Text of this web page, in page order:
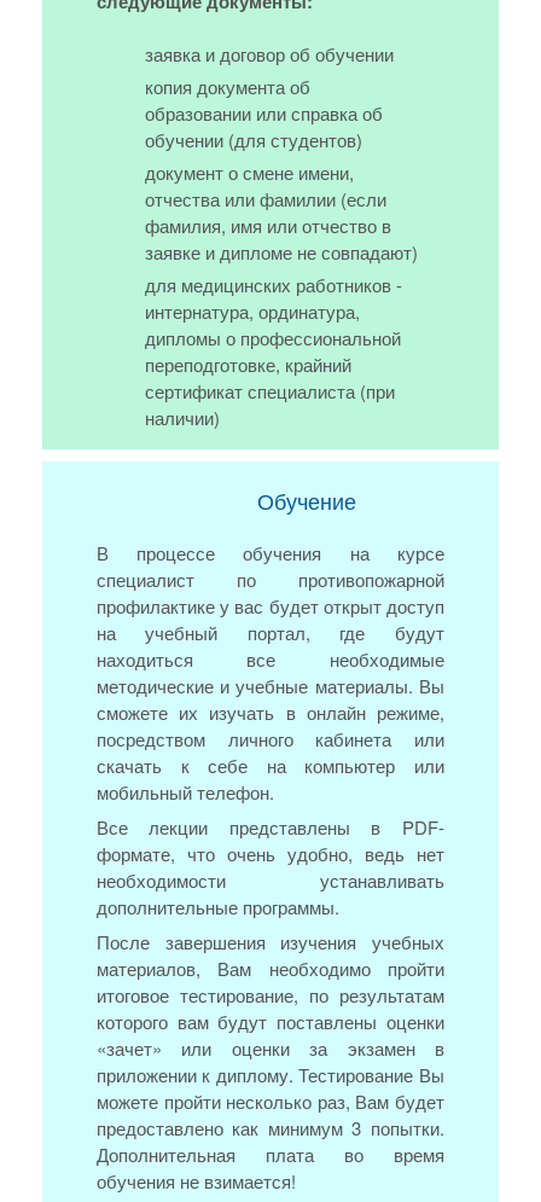
заявка и договор об обучении
копия документа об
образовании или справка об
обучении (для студентов)
документ о смене имени,
отчества или фамилии (если
фамилия, имя или отчество в
заявке и дипломе не совпадают)
для медицинских работников -
интернатура, ординатура,
дипломы о профессиональной
переподготовке, крайний
сертификат специалиста (при
наличии)
Обучение
В процессе обучения на курсе
специалист по противопожарной
профилактике у вас будет открыт доступ
на учебный портал, где будут
находиться все необходимые
методические и учебные материалы. Вы
сможете их изучать в онлайн режиме,
посредством личного кабинета или
скачать к себе на компьютер или
мобильный телефон.
Все лекции представлены в PDF-
формате, что очень удобно, ведь нет
необходимости устанавливать
дополнительные программы.
После завершения изучения учебных
материалов, Вам необходимо пройти
итоговое тестирование, по результатам
которого вам будут поставлены оценки
«зачет» или оценки за экзамен в
приложении к диплому. Тестирование Вы
можете пройти несколько раз, Вам будет
предоставлено как минимум 3 попытки.
Дополнительная плата во время
обучения не взимается!